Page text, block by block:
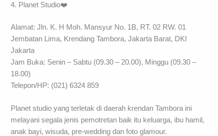
4. Planet Studio❤️
Alamat: Jln. K. H Moh. Mansyur No. 1B, RT. 02 RW. 01
Jembatan Lima, Krendang Tambora, Jakarta Barat, DKI
Jakarta
Jam Buka: Senin – Sabtu (09.30 – 20.00), Minggu (09.30 –
18.00)
Telepon/HP: (021) 6324 859
Planet studio yang terletak di daerah krendan Tambora ini
melayani segala jenis pemotretan baik itu keluarga, ibu hamil,
anak bayi, wisuda, pre-wedding dan foto glamour.